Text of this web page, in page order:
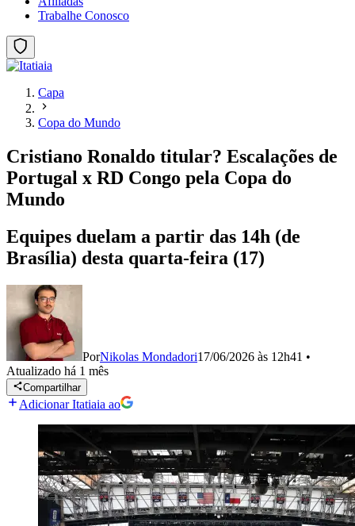
Trabalhe Conosco
Capa
Copa do Mundo
Cristiano Ronaldo titular? Escalações de
Portugal x RD Congo pela Copa do
Mundo
Equipes duelam a partir das 14h (de
Brasília) desta quarta-feira (17)
PorNikolas Mondadori17/06/2026 às 12h41 •
Atualizado há 1 mês
Compartilhar
Adicionar Itatiaia ao